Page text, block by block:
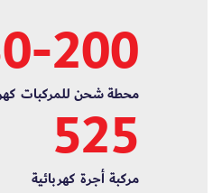
200‑350+
محطة شحن للمركبات
525
مركبة أجرة كهربائية